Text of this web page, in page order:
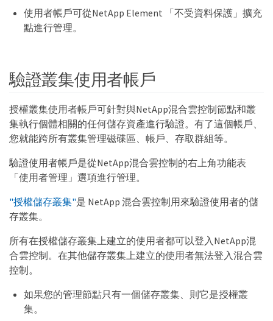
使用者帳戶可從NetApp Element 「不受資料保護」擴充
點進行管理。
驗證叢集使用者帳戶
授權叢集使用者帳戶可針對與NetApp混合雲控制節點和叢
集執行個體相關的任何儲存資產進行驗證。有了這個帳戶、
您就能跨所有叢集管理磁碟區、帳戶、存取群組等。
驗證使用者帳戶是從NetApp混合雲控制的右上角功能表
「使用者管理」選項進行管理。
"授權儲存叢集"是 NetApp 混合雲控制用來驗證使用者的儲
存叢集。
所有在授權儲存叢集上建立的使用者都可以登入NetApp混
合雲控制。在其他儲存叢集上建立的使用者無法登入混合雲
控制。
如果您的管理節點只有一個儲存叢集、則它是授權叢
集。